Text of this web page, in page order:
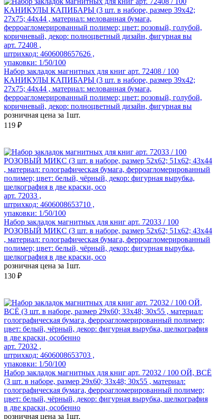
арт. 72408 ,
штрихкод: 4606008657626 ,
упаковки: 1/50/100
Набор закладок магнитных для книг арт. 72408 / 100
КАНИКУЛЫ КАПИБАРЫ (3 шт. в наборе, размер 39x42;
27x75; 44x44 , материал: мелованная бумага,
ферроагломерированный полимер; цвет: розовый, голубой,
коричневый, декор: полноцветный дизайн, фигурная вы
розничная цена за 1шт.
119 ₽
арт. 72033 ,
штрихкод: 4606008653710 ,
упаковки: 1/50/100
Набор закладок магнитных для книг арт. 72033 / 100
РОЗОВЫЙ МИКС (3 шт. в наборе, размер 52x62; 51x62; 43x44
, материал: голографическая бумага, ферроагломерированный
полимер; цвет: белый, чёрный, декор: фигурная вырубка,
шелкография в две краски, осо
розничная цена за 1шт.
130 ₽
арт. 72032 ,
штрихкод: 4606008653703 ,
упаковки: 1/50/100
Набор закладок магнитных для книг арт. 72032 / 100 ОЙ, ВСЁ
(3 шт. в наборе, размер 29x60; 33x48; 30x55 , материал:
голографическая бумага, ферроагломерированный полимер;
цвет: белый, чёрный, декор: фигурная вырубка, шелкография
в две краски, особенно
розничная цена за 1шт.